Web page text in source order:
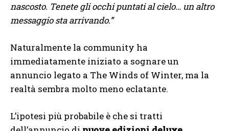
nascosto. Tenete gli occhi puntati al cielo… un altro
messaggio sta arrivando.”
Naturalmente la community ha
immediatamente iniziato a sognare un
annuncio legato a The Winds of Winter, ma la
realtà sembra molto meno eclatante.
L’ipotesi più probabile è che si tratti